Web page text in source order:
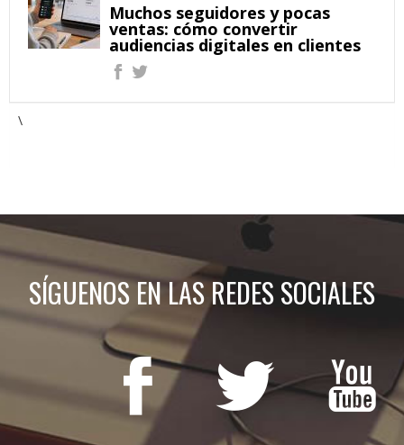
Muchos seguidores y pocas
ventas: cómo convertir
audiencias digitales en clientes
\
SÍGUENOS EN LAS REDES SOCIALES